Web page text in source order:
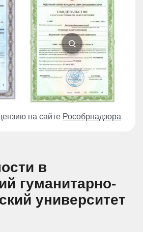
на сайте Рособрнадзора
в
гуманитарно-
университет